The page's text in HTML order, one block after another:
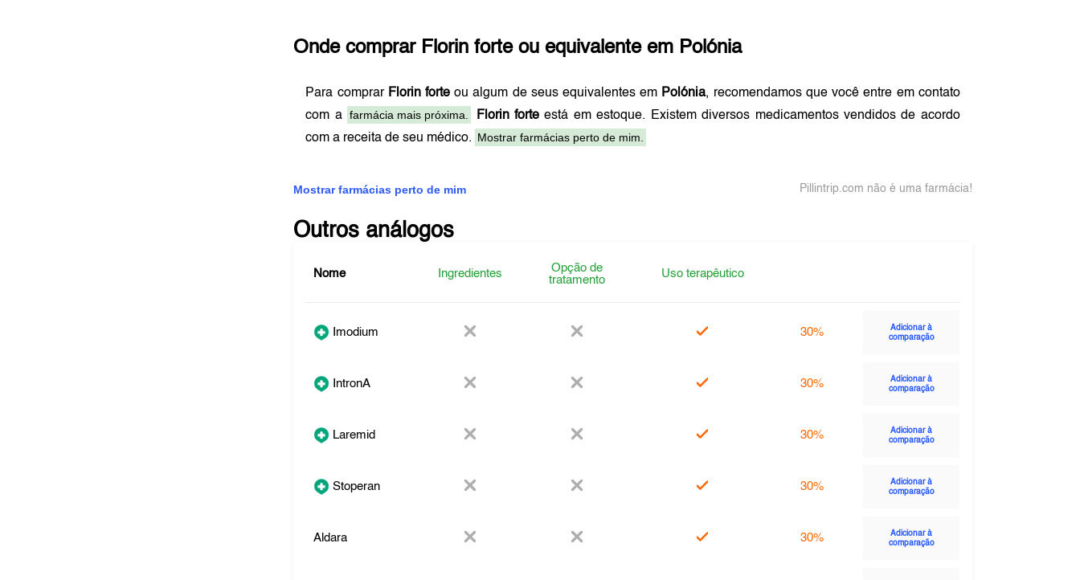
Onde comprar Florin forteou equivalente em Polónia
Para comprar Florin forteou algum de seus equivalentes em Polónia, recomendamos que você entre em contato
com a farmácia mais próxima. Florin forte está em estoque. Existem diversos medicamentos vendidos de acordo
com a receita de seu médico. Mostrar farmácias perto de mim.
Mostrar farmácias perto de mim Pillintrip.com não é uma farmácia!
Outros análogos
Nome Ingredientes
Opção de
tratamento
Uso terapêutico
Imodium 30%
Adicionar à
comparação
IntronA 30%
Adicionar à
comparação
Laremid 30%
Adicionar à
comparação
Stoperan 30%
Adicionar à
comparação
Aldara 30%
Adicionar à
comparação